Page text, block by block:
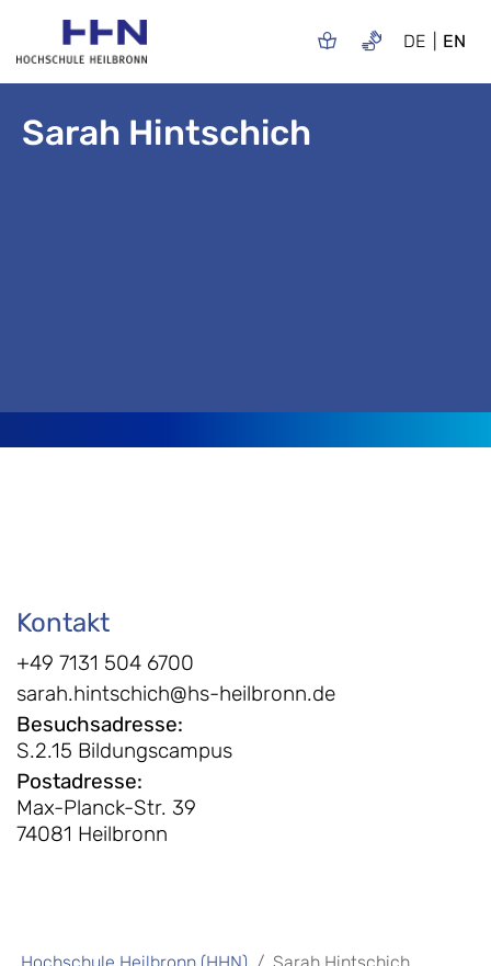
DE EN
Sarah Hintschich
Kontakt
+49 7131 504 6700
sarah.hintschich@hs-heilbronn.de
Besuchsadresse:
S.2.15 Bildungscampus
Postadresse:
Max-Planck-Str. 39
74081 Heilbronn
Hochschule Heilbronn (HHN) Sarah Hintschich